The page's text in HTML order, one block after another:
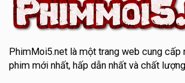
PhimMoi5.netlà một trang web cung cấp
phim mới nhất, hấp dẫn nhất và chất